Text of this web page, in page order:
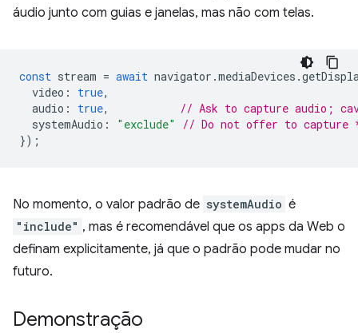
áudio junto com guias e janelas, mas não com telas.
const stream = await navigator .mediaDevices .
video : true,
audio : true,
// Ask to capture audio;
systemAudio : "exclude"
// Do not offer to capture
});
No momento, o valor padrão de systemAudio é
"include" , mas é recomendável que os apps da Web o
definam explicitamente, já que o padrão pode mudar no
futuro.
Demonstração